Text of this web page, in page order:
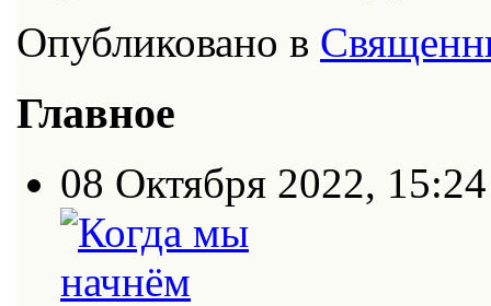
Опубликовано в
Главное
08 Октября 2022, 15:24